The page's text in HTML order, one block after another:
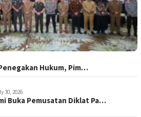
Hukum, Pim…
30, 2026
Buka Pemusatan Diklat Pa…